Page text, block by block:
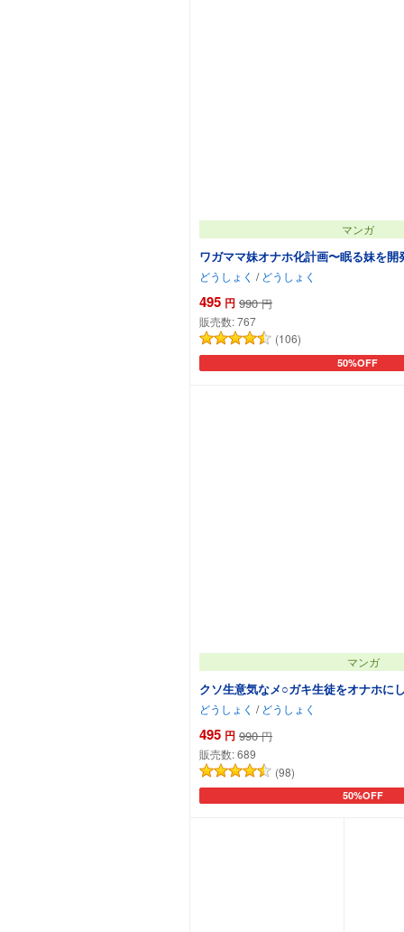
マンガ
ワガママ妹オナホ化計画〜眠る妹を
どうしょく / どうしょく
495 円 990 円
販売数:767
(106)
50%OFF
カートに追加
マンガ
クソ生意気なメ○ガキ生徒をオナホに
どうしょく / どうしょく
495 円 990 円
販売数:689
(98)
50%OFF
カートに追加